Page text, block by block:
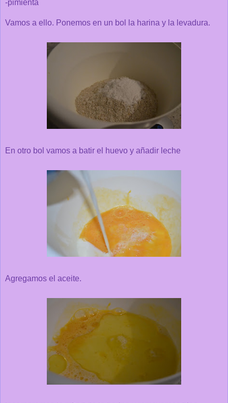
-pimienta
Vamos a ello. Ponemos en un bol la harina y la levadura.
En otro bol vamos a batir el huevo y añadir leche
Agregamos el aceite.